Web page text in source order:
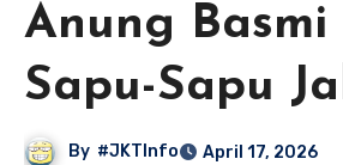
Anung Basmi
Sapu-Sapu
By #JKTInfo April 17, 2026